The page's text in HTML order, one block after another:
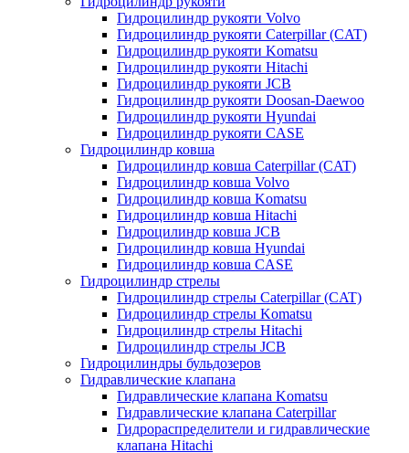
Гидроцилиндр рукояти Volvo
Гидроцилиндр рукояти Caterpillar (CAT)
Гидроцилиндр рукояти Komatsu
Гидроцилиндр рукояти Hitachi
Гидроцилиндр рукояти JCB
Гидроцилиндр рукояти Doosan-Daewoo
Гидроцилиндр рукояти Hyundai
Гидроцилиндр рукояти CASE
Гидроцилиндр ковша
Гидроцилиндр ковша Caterpillar (CAT)
Гидроцилиндр ковша Volvo
Гидроцилиндр ковша Komatsu
Гидроцилиндр ковша Hitachi
Гидроцилиндр ковша JCB
Гидроцилиндр ковша Hyundai
Гидроцилиндр ковша CASE
Гидроцилиндр стрелы
Гидроцилиндр стрелы Caterpillar (CAT)
Гидроцилиндр стрелы Komatsu
Гидроцилиндр стрелы Hitachi
Гидроцилиндр стрелы JCB
Гидроцилиндры бульдозеров
Гидравлические клапана
Гидравлические клапана Komatsu
Гидравлические клапана Caterpillar
Гидрораспределители и гидравлические
клапана Hitachi